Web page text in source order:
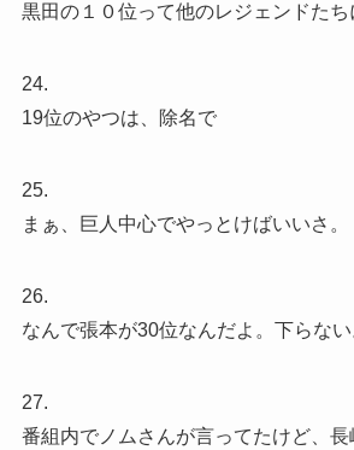
黒田の１０位って他のレジェンドたち
24.
19位のやつは、除名で
25.
まぁ、巨人中心でやっとけばいいさ。
26.
なんで張本が30位なんだよ。下らない
27.
番組内でノムさんが言ってたけど、